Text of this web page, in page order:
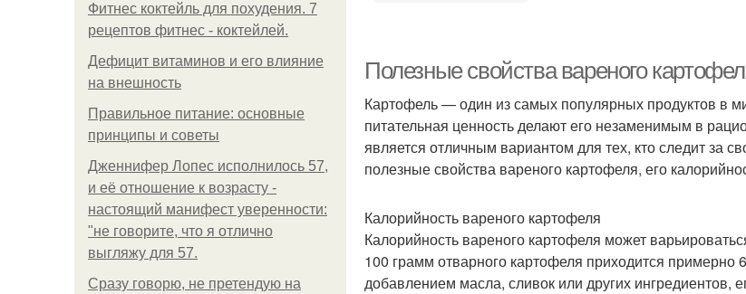
Фитнес коктейль для похудения. 7
рецептов фитнес - коктейлей.
Дефицит витаминов и его влияние
на внешность
Правильное питание: основные
принципы и советы
Дженнифер Лопес исполнилось 57,
и её отношение к возрасту -
настоящий манифест уверенности:
"не говорите, что я отлично
выгляжу для 57.
Сразу говорю, не претендую на
Полезные свойства вареного
Картофель — один из самых популярных продуктов в
питательная ценность делают его незаменимым в
является отличным вариантом для тех, кто следит за
полезные свойства вареного картофеля, его
Калорийность вареного картофеля
Калорийность вареного картофеля может
100 грамм отварного картофеля приходится примерно
добавлением масла, сливок или других ингредиентов,